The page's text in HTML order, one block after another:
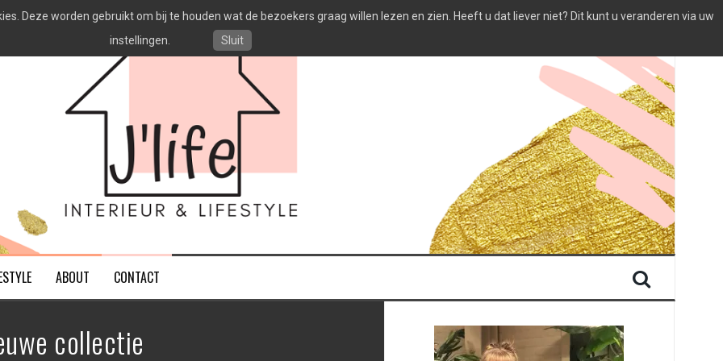
ABOUT CONTACT
collectie
Deze worden gebruikt om bij te houden wat de bezoekers graag willen lezen en zien. Heeft u dat liever niet? Dit kunt u veranderen via uw
instellingen.
Sluit